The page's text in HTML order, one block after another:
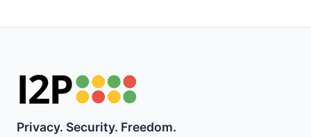
Privacy. Security. Freedom.